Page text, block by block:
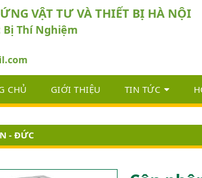
VẬT TƯ VÀ THIẾT BỊ HÀ NỘI
Bị Thí Nghiệm
CHỦ GIỚI THIỆU TIN TỨC
- ĐỨC